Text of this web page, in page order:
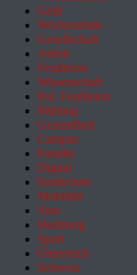
Geld
Wochenende
Gesellschaft
Arbeit
Feuilleton
Wissenschaft
Pol. Feuilleton
Bildung
Gesundheit
Campus
Familie
Digital
Entdecken
Mobilität
Sinn
Hamburg
Sport
Österreich
Schweiz